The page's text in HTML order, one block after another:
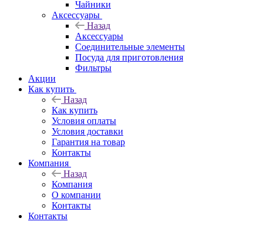
Чайники
Аксессуары
Назад
Аксессуары
Соединительные элементы
Посуда для приготовления
Фильтры
Акции
Как купить
Назад
Как купить
Условия оплаты
Условия доставки
Гарантия на товар
Контакты
Компания
Назад
Компания
О компании
Контакты
Контакты